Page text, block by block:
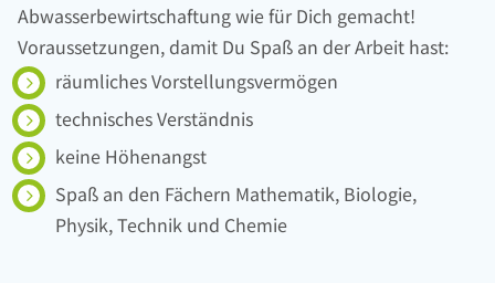
Abwasserbewirtschaftung wie für Dich gemacht!
Voraussetzungen, damit Du Spaß an der Arbeit hast:
räumliches Vorstellungsvermögen
technisches Verständnis
keine Höhenangst
Spaß an den Fächern Mathematik, Biologie,
Physik, Technik und Chemie